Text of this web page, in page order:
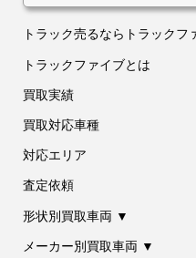
トラック売るならトラックフ
トラックファイブとは
買取実績
買取対応車種
対応エリア
査定依頼
形状別買取車両 ▼
メーカー別買取車両 ▼